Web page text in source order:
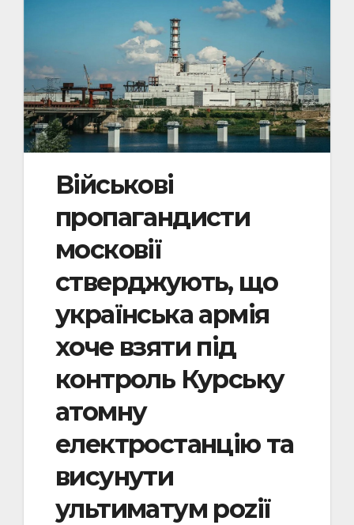
Військові
пропагандисти
московії
стверджують, що
українська армія
хоче взяти під
контроль Курську
атомну
електростанцію та
висунути
ультиматум роzії